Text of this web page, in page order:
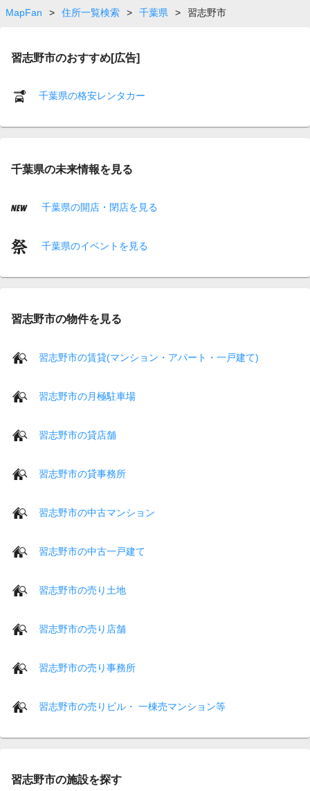
MapFan > 住所一覧検索 > 千葉県 > 習志野市
習志野市のおすすめ[広告]
千葉県の格安レンタカー
千葉県の未来情報を見る
千葉県の開店・閉店を見る
千葉県のイベントを見る
習志野市の物件を見る
習志野市の賃貸(マンション・アパート・一戸建て)
習志野市の月極駐車場
習志野市の貸店舗
習志野市の貸事務所
習志野市の中古マンション
習志野市の中古一戸建て
習志野市の売り土地
習志野市の売り店舗
習志野市の売り事務所
習志野市の売りビル・ 一棟売マンション等
習志野市の施設を探す